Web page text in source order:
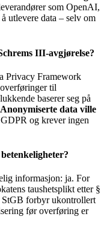
som OpenAI,
utlevere data – selv om
III-avgjørelse?
Privacy Framework
til
baserer seg på
Anonymiserte data ville
og krever ingen
informasjon: ja. For
taushetsplikt etter §
StGB forbyr ukontrollert
før overføring er